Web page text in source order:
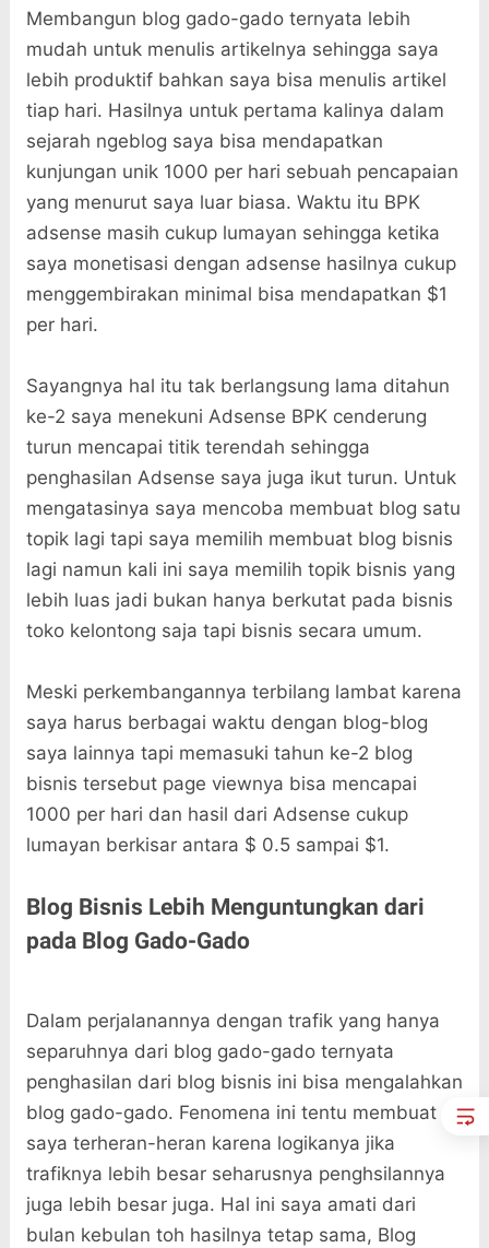
Membangun blog gado-gado ternyata lebih
mudah untuk menulis artikelnya sehingga saya
lebih produktif bahkan saya bisa menulis artikel
tiap hari. Hasilnya untuk pertama kalinya dalam
sejarah ngeblog saya bisa mendapatkan
kunjungan unik 1000 per hari sebuah pencapaian
yang menurut saya luar biasa. Waktu itu BPK
adsense masih cukup lumayan sehingga ketika
saya monetisasi dengan adsense hasilnya cukup
menggembirakan minimal bisa mendapatkan $1
per hari.
Sayangnya hal itu tak berlangsung lama ditahun
ke-2 saya menekuni Adsense BPK cenderung
turun mencapai titik terendah sehingga
penghasilan Adsense saya juga ikut turun. Untuk
mengatasinya saya mencoba membuat blog satu
topik lagi tapi saya memilih membuat blog bisnis
lagi namun kali ini saya memilih topik bisnis yang
lebih luas jadi bukan hanya berkutat pada bisnis
toko kelontong saja tapi bisnis secara umum.
Meski perkembangannya terbilang lambat karena
saya harus berbagai waktu dengan blog-blog
saya lainnya tapi memasuki tahun ke-2 blog
bisnis tersebut page viewnya bisa mencapai
1000 per hari dan hasil dari Adsense cukup
lumayan berkisar antara $ 0.5 sampai $1.
Blog Bisnis Lebih Menguntungkan dari
pada Blog Gado-Gado
Dalam perjalanannya dengan trafik yang hanya
separuhnya dari blog gado-gado ternyata
penghasilan dari blog bisnis ini bisa mengalahkan
blog gado-gado. Fenomena ini tentu membuat
saya terheran-heran karena logikanya jika
trafiknya lebih besar seharusnya penghsilannya
juga lebih besar juga. Hal ini saya amati dari
bulan kebulan toh hasilnya tetap sama, Blog